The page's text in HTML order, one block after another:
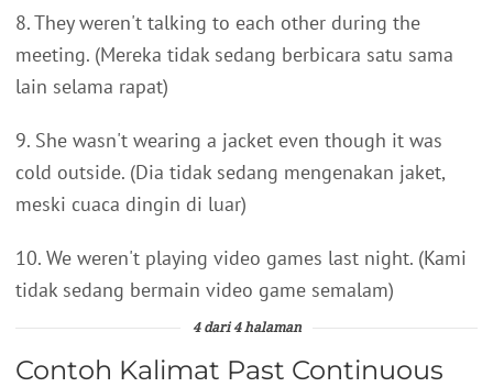
8. They weren't talking to each other during the
meeting. (Mereka tidak sedang berbicara satu sama
lain selama rapat)
9. She wasn't wearing a jacket even though it was
cold outside. (Dia tidak sedang mengenakan jaket,
meski cuaca dingin di luar)
10. We weren't playing video games last night. (Kami
tidak sedang bermain video game semalam)
4 dari 4 halaman
Contoh Kalimat Past Continuous